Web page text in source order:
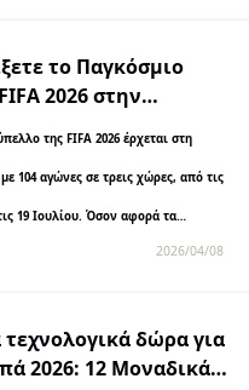
το Παγκόσμιο
2026 στην
της FIFA 2026 έρχεται στη
104 αγώνες σε τρεις χώρες, από τις
19 Ιουλίου. Όσον αφορά τα
2026/04/08
δώρα για
2026: 12 Μοναδικά